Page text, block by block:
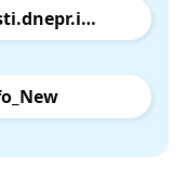
facebook.com/novosti.dnepr.info